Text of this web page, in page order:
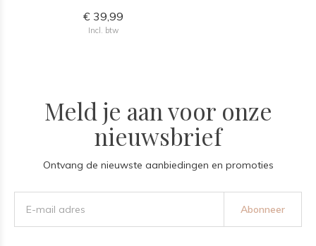
€ 39,99
Incl. btw
Meld je aan voor onze
nieuwsbrief
Ontvang de nieuwste aanbiedingen en promoties
Abonneer